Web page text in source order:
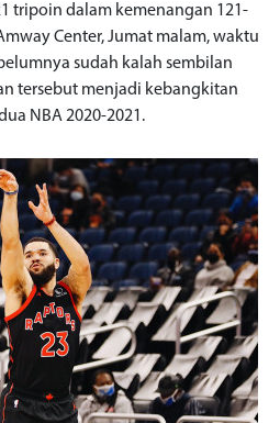
tripoin dalam kemenangan 121-
Center, Jumat malam, waktu
sudah kalah sembilan
tersebut menjadi kebangkitan
NBA 2020-2021.